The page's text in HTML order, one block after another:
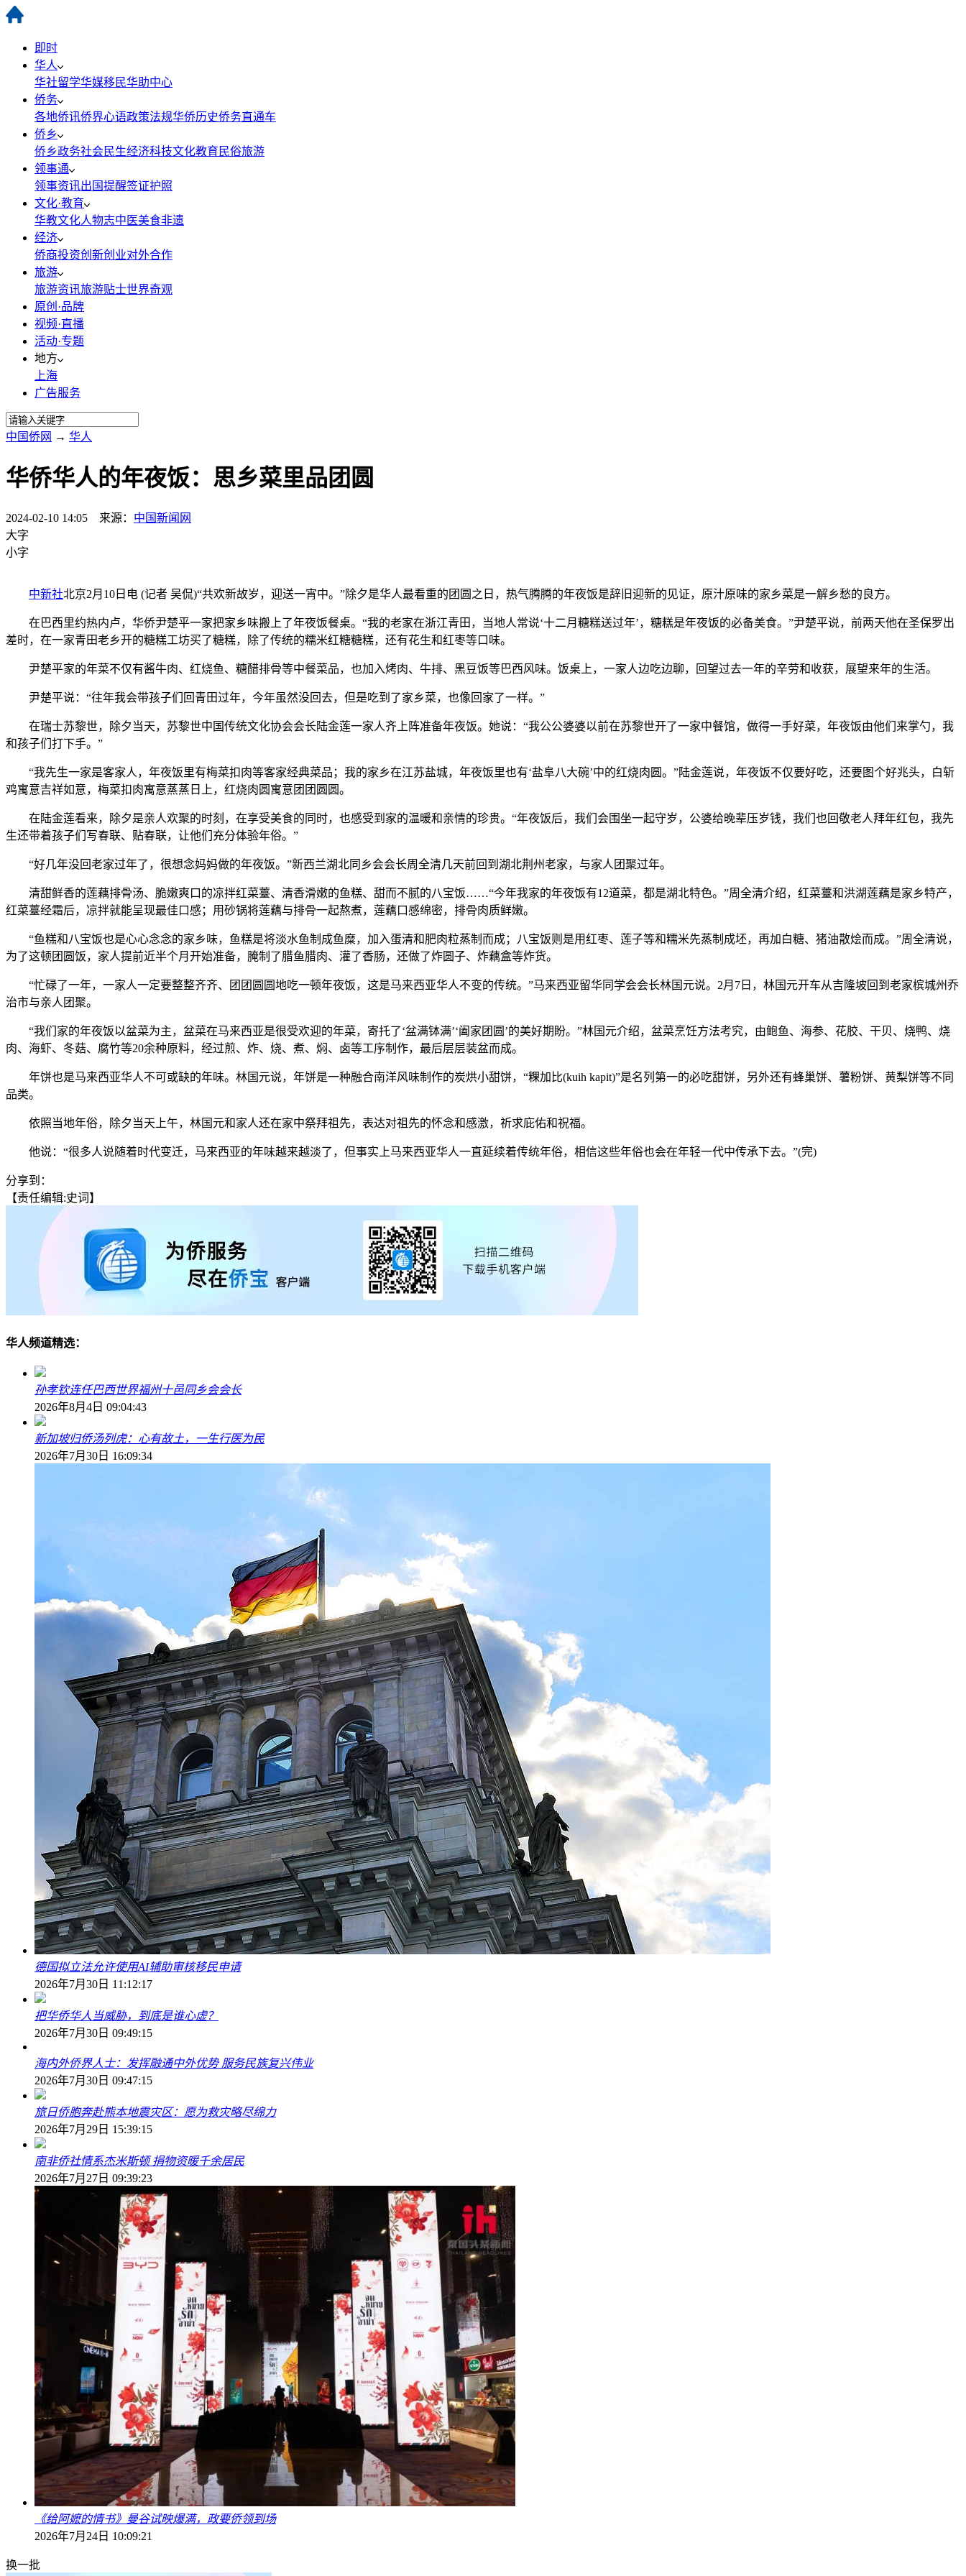
即时
华人
华社留学华媒移民华助中心
侨务
各地侨讯侨界心语政策法规华侨历史侨务直通车
侨乡
侨乡政务社会民生经济科技文化教育 民俗旅游
领事通
领事资讯出国提醒签证护照
文化·教育
华教文化人物志中医美食非遗
经济
侨商投资创新创业对外合作
旅游
旅游资讯旅游贴士世界奇观
原创·品牌
视频·直播
活动·专题
地方
上海
广告服务
中国侨网 → 华人
华侨华人的年夜饭：思乡菜里品团圆
2024-02-10 14:05 来源： 中国新闻网
大字
小字
中新社北京2月10日电 (记者 吴侃)“共欢新故岁，迎送一宵中。”除夕是华人最看重的团圆之日，热气腾腾的年夜饭是辞旧迎新的见证，原汁原味的家乡菜是一解乡愁的良方。
在巴西里约热内卢，华侨尹楚平一家把家乡味搬上了年夜饭餐桌。“我的老家在浙江青田，当地人常说‘十二月糖糕送过年’，糖糕是年夜饭的必备美食。”尹楚平说，前两天他在圣保罗出
差时，在一家青田老乡开的糖糕工坊买了糖糕，除了传统的糯米红糖糖糕，还有花生和红枣等口味。
尹楚平家的年菜不仅有酱牛肉、红烧鱼、糖醋排骨等中餐菜品，也加入烤肉、牛排、黑豆饭等巴西风味。饭桌上，一家人边吃边聊，回望过去一年的辛劳和收获，展望来年的生活。
尹楚平说：“往年我会带孩子们回青田过年，今年虽然没回去，但是吃到了家乡菜，也像回家了一样。”
在瑞士苏黎世，除夕当天，苏黎世中国传统文化协会会长陆金莲一家人齐上阵准备年夜饭。她说：“我公公婆婆以前在苏黎世开了一家中餐馆，做得一手好菜，年夜饭由他们来掌勺，我
和孩子们打下手。”
“我先生一家是客家人，年夜饭里有梅菜扣肉等客家经典菜品；我的家乡在江苏盐城，年夜饭里也有‘盐阜八大碗’中的红烧肉圆。”陆金莲说，年夜饭不仅要好吃，还要图个好兆头，白斩
鸡寓意吉祥如意，梅菜扣肉寓意蒸蒸日上，红烧肉圆寓意团团圆圆。
在陆金莲看来，除夕是亲人欢聚的时刻，在享受美食的同时，也感受到家的温暖和亲情的珍贵。“年夜饭后，我们会围坐一起守岁，公婆给晚辈压岁钱，我们也回敬老人拜年红包，我先
生还带着孩子们写春联、贴春联，让他们充分体验年俗。”
“好几年没回老家过年了，很想念妈妈做的年夜饭。”新西兰湖北同乡会会长周全清几天前回到湖北荆州老家，与家人团聚过年。
清甜鲜香的莲藕排骨汤、脆嫩爽口的凉拌红菜薹、清香滑嫩的鱼糕、甜而不腻的八宝饭……“今年我家的年夜饭有12道菜，都是湖北特色。”周全清介绍，红菜薹和洪湖莲藕是家乡特产，
红菜薹经霜后，凉拌就能呈现最佳口感；用砂锅将莲藕与排骨一起熬煮，莲藕口感绵密，排骨肉质鲜嫩。
“鱼糕和八宝饭也是心心念念的家乡味，鱼糕是将淡水鱼制成鱼糜，加入蛋清和肥肉粒蒸制而成；八宝饭则是用红枣、莲子等和糯米先蒸制成坯，再加白糖、猪油散烩而成。”周全清说，
为了这顿团圆饭，家人提前近半个月开始准备，腌制了腊鱼腊肉、灌了香肠，还做了炸圆子、炸藕盒等炸货。
“忙碌了一年，一家人一定要整整齐齐、团团圆圆地吃一顿年夜饭，这是马来西亚华人不变的传统。”马来西亚留华同学会会长林国元说。2月7日，林国元开车从吉隆坡回到老家槟城州乔
治市与亲人团聚。
“我们家的年夜饭以盆菜为主，盆菜在马来西亚是很受欢迎的年菜，寄托了‘盆满钵满’‘阖家团圆’的美好期盼。”林国元介绍，盆菜烹饪方法考究，由鲍鱼、海参、花胶、干贝、烧鸭、烧
肉、海虾、冬菇、腐竹等20余种原料，经过煎、炸、烧、煮、焖、卤等工序制作，最后层层装盆而成。
年饼也是马来西亚华人不可或缺的年味。林国元说，年饼是一种融合南洋风味制作的炭烘小甜饼，“粿加比(kuih kapit)”是名列第一的必吃甜饼，另外还有蜂巢饼、薯粉饼、黄梨饼等不同
品类。
依照当地年俗，除夕当天上午，林国元和家人还在家中祭拜祖先，表达对祖先的怀念和感激，祈求庇佑和祝福。
他说：“很多人说随着时代变迁，马来西亚的年味越来越淡了，但事实上马来西亚华人一直延续着传统年俗，相信这些年俗也会在年轻一代中传承下去。”(完)
分享到：
【责任编辑:史词】
华人频道精选：
孙孝钦连任巴西世界福州十邑同乡会会长
2026年8月4日 09:04:43
新加坡归侨汤列虎：心有故土，一生行医为民
2026年7月30日 16:09:34
德国拟立法允许使用AI辅助审核移民申请
2026年7月30日 11:12:17
把华侨华人当威胁，到底是谁心虚？
2026年7月30日 09:49:15
海内外侨界人士：发挥融通中外优势 服务民族复兴伟业
2026年7月30日 09:47:15
旅日侨胞奔赴熊本地震灾区：愿为救灾略尽绵力
2026年7月29日 15:39:15
南非侨社情系杰米斯顿 捐物资暖千余居民
2026年7月27日 09:39:23
《给阿嬷的情书》曼谷试映爆满，政要侨领到场
2026年7月24日 10:09:21
换一批